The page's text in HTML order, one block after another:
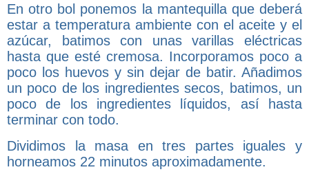
En otro bol ponemos la mantequilla que deberá
estar a temperatura ambiente con el aceite y el
azúcar, batimos con unas varillas eléctricas
hasta que esté cremosa. Incorporamos poco a
poco los huevos y sin dejar de batir. Añadimos
un poco de los ingredientes secos, batimos, un
poco de los ingredientes líquidos, así hasta
terminar con todo.
Dividimos la masa en tres partes iguales y
horneamos 22 minutos aproximadamente.